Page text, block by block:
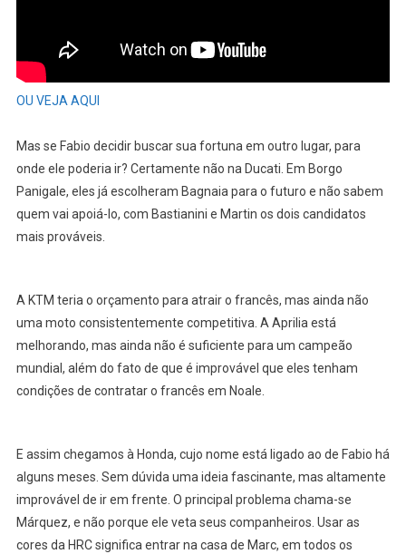
OU VEJA AQUI
Mas se Fabio decidir buscar sua fortuna em outro lugar, para
onde ele poderia ir? Certamente não na Ducati. Em Borgo
Panigale, eles já escolheram Bagnaia para o futuro e não sabem
quem vai apoiá-lo, com Bastianini e Martin os dois candidatos
mais prováveis.
A KTM teria o orçamento para atrair o francês, mas ainda não
uma moto consistentemente competitiva. A Aprilia está
melhorando, mas ainda não é suficiente para um campeão
mundial, além do fato de que é improvável que eles tenham
condições de contratar o francês em Noale.
E assim chegamos à Honda, cujo nome está ligado ao de Fabio há
alguns meses. Sem dúvida uma ideia fascinante, mas altamente
improvável de ir em frente. O principal problema chama-se
Márquez, e não porque ele veta seus companheiros. Usar as
cores da HRC significa entrar na casa de Marc, em todos os